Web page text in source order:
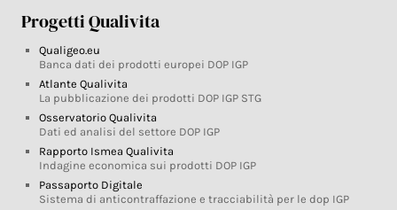
Progetti Qualivita
Qualigeo.eu
Banca dati dei prodotti europei DOP IGP
Atlante Qualivita
La pubblicazione dei prodotti DOP IGP STG
Osservatorio Qualivita
Dati ed analisi del settore DOP IGP
Rapporto Ismea Qualivita
Indagine economica sui prodotti DOP IGP
Passaporto Digitale
Sistema di anticontraffazione e tracciabilità per le dop IGP